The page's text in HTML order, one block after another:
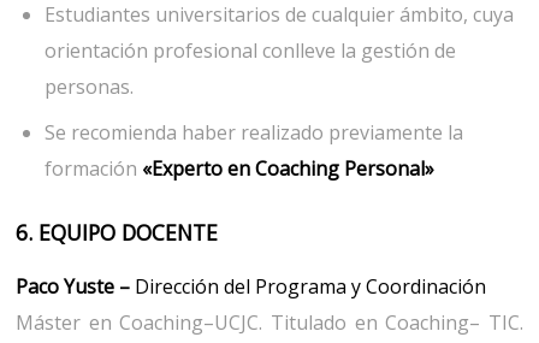
Estudiantes universitarios de cualquier ámbito, cuya
orientación profesional conlleve la gestión de
personas.
Se recomienda haber realizado previamente la
formación «Experto en Coaching Personal»
6. EQUIPO DOCENTE
Paco Yuste – Dirección del Programa y Coordinación
Máster en Coaching–UCJC. Titulado en Coaching– TIC.